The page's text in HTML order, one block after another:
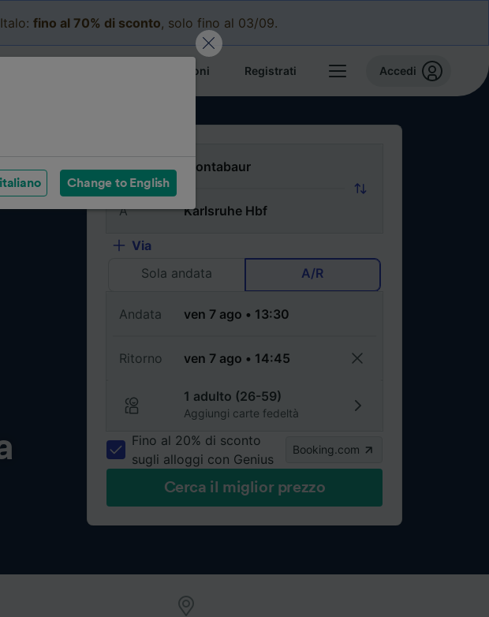
fino al 70% di sconto, solo fino al 03/09.
Le mie prenotazioni Registrati Accedi
Da
A
Via
Sola andata
A/R
Andata
Ritorno
1 adulto (26-59)
Aggiungi carte fedeltà
Fino al 20% di sconto
sugli alloggi con Genius
Booking.com
Cerca il miglior prezzo
Change to English